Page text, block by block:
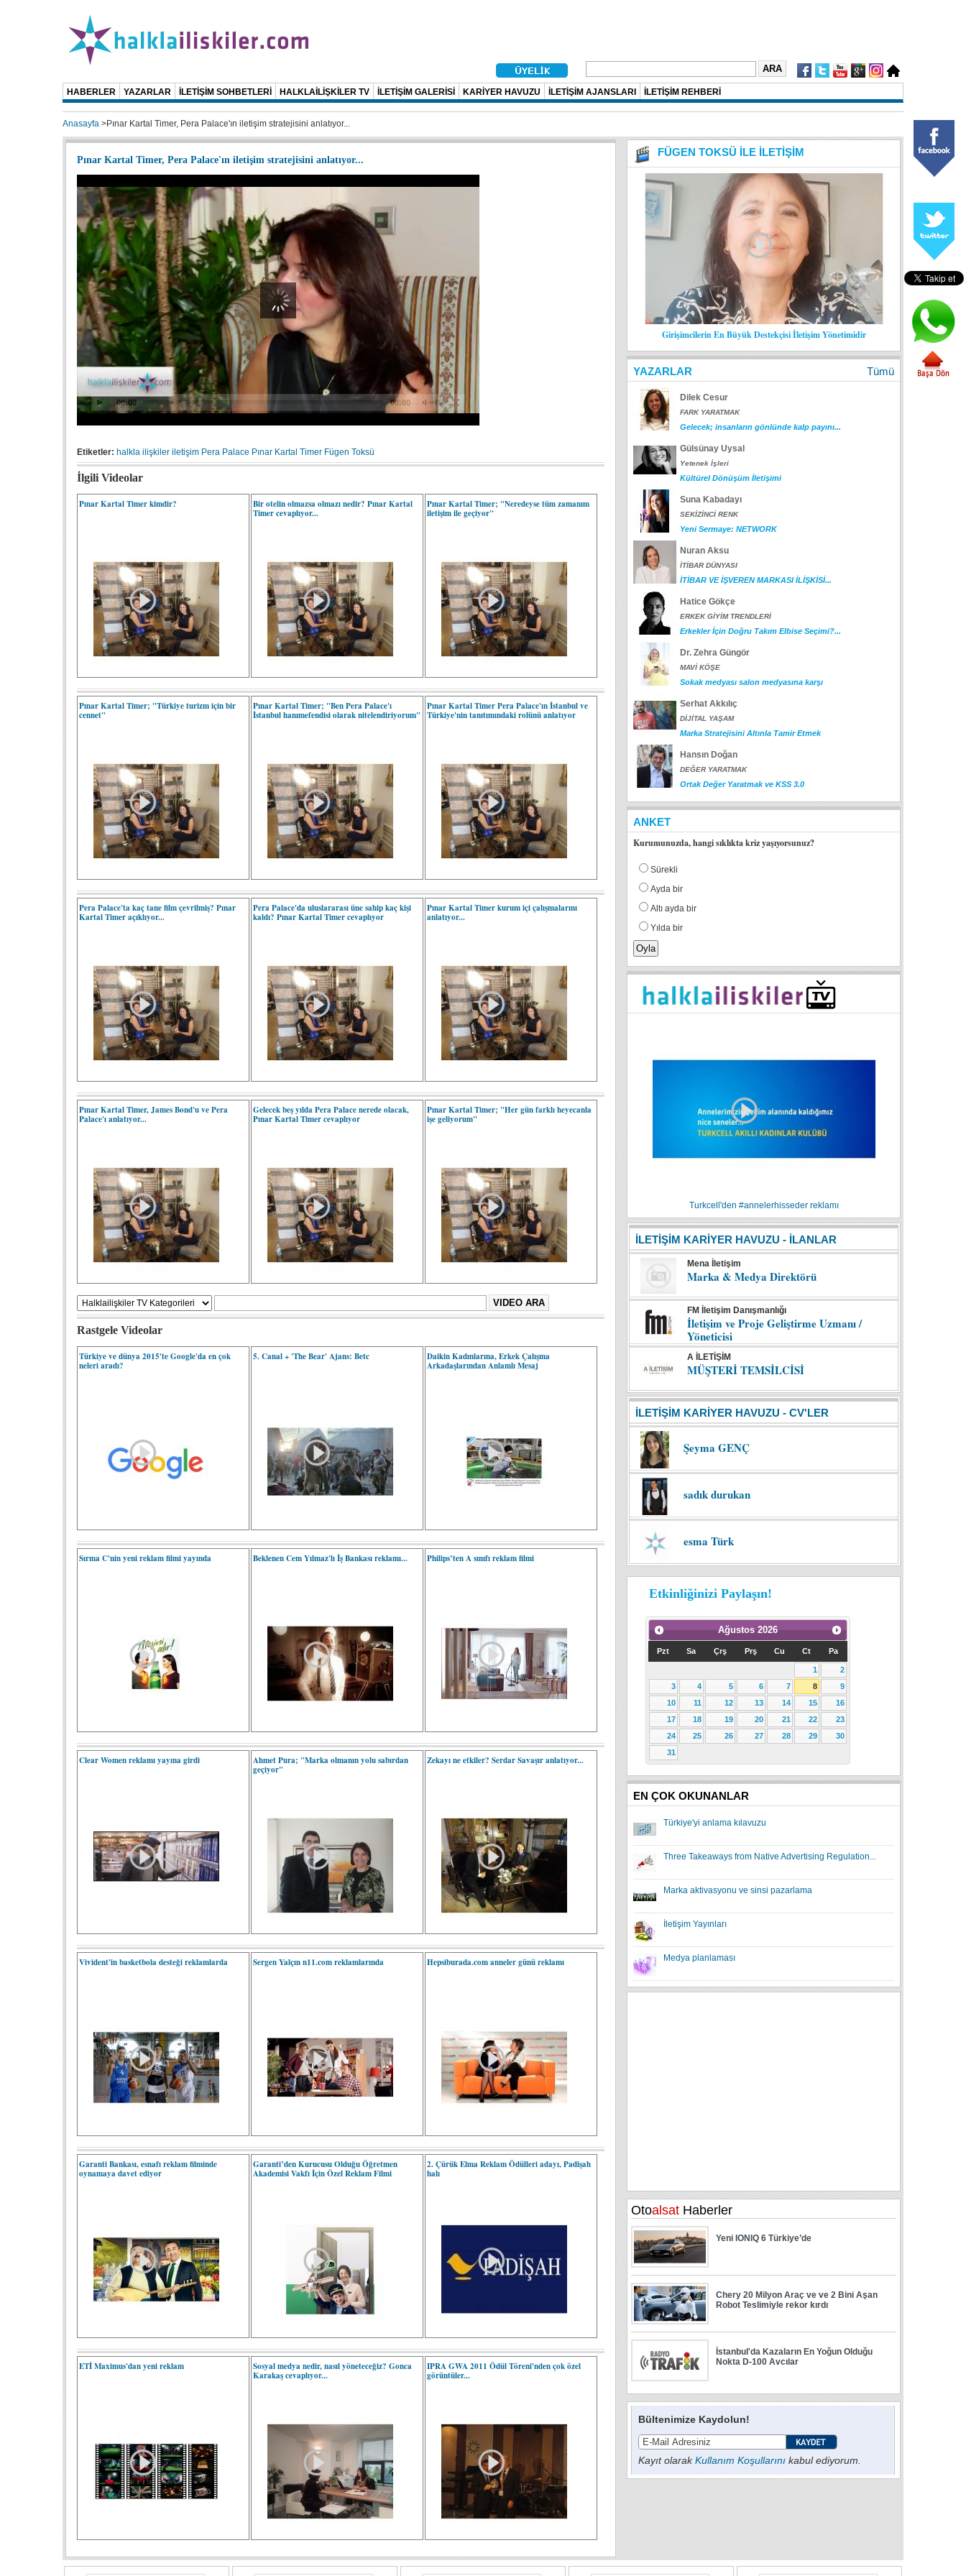
HABERLER YAZARLAR İLETİŞİM SOHBETLERİ HALKLAİLİŞKİLER TV İLETİŞİM GALERİSİ KARİYER HAVUZU İLETİŞİM AJANSLARI İLETİŞİM REHBERİ
Anasayfa >Pınar Kartal Timer, Pera Palace'ın iletişim stratejisini anlatıyor...
Pınar Kartal Timer, Pera Palace'ın iletişim stratejisini anlatıyor...
Etiketler: halkla ilişkiler iletişim Pera Palace Pınar Kartal Timer Fügen Toksü
İlgili Videolar
Pınar Kartal Timer kimdir?
Bir otelin olmazsa olmazı nedir? Pınar Kartal
Timer cevaplıyor...
Pınar Kartal Timer; "Neredeyse tüm zamanım
iletişim ile geçiyor"
Pınar Kartal Timer; "Türkiye turizm için bir
cennet"
Pınar Kartal Timer; "Ben Pera Palace'ı
İstanbul hanımefendisi olarak nitelendiriyorum"
Pınar Kartal Timer Pera Palace'ın İstanbul ve
Türkiye'nin tanıtımındaki rolünü anlatıyor
Pera Palace'ta kaç tane film çevrilmiş? Pınar
Kartal Timer açıklıyor...
Pera Palace'da uluslararası üne sahip kaç kişi
kaldı? Pınar Kartal Timer cevaplıyor
Pınar Kartal Timer kurum içi çalışmalarını
anlatıyor...
Pınar Kartal Timer, James Bond'u ve Pera
Palace'ı anlatıyor...
Gelecek beş yılda Pera Palace nerede olacak,
Pınar Kartal Timer cevaplıyor
Pınar Kartal Timer; "Her gün farklı heyecanla
işe geliyorum"
Rastgele Videolar
Türkiye ve dünya 2015'te Google'da en çok
neleri aradı?
5. Canal + 'The Bear' Ajans: Betc
Daikin Kadınlarına, Erkek Çalışma
Arkadaşlarından Anlamlı Mesaj
Sırma C'nin yeni reklam filmi yayında Beklenen Cem Yılmaz'lı İş Bankası reklamı... Philips’ten A sınıfı reklam filmi
Clear Women reklamı yayına girdi
Ahmet Pura; "Marka olmanın yolu sabırdan
geçiyor"
Zekayı ne etkiler? Serdar Savaşır anlatıyor...
Vivident'in basketbola desteği reklamlarda Sergen Yalçın n11.com reklamlarında Hepsiburada.com anneler günü reklamı
Garanti Bankası, esnafı reklam filminde
oynamaya davet ediyor
Garanti’den Kurucusu Olduğu Öğretmen
Akademisi Vakfı İçin Özel Reklam Filmi
2. Çürük Elma Reklam Ödülleri adayı, Padişah
halı
ETİ Maximus'dan yeni reklam
Sosyal medya nedir, nasıl yöneteceğiz? Gonca
Karakaş cevaplıyor...
IPRA GWA 2011 Ödül Töreni'nden çok özel
görüntüler...
FÜGEN TOKSÜ İLE İLETİŞİM
Girişimcilerin En Büyük Destekçisi İletişim Yönetimidir
YAZARLAR Tümü
Dilek Cesur
FARK YARATMAK
Gelecek; insanların gönlünde kalp payını...
Gülsünay Uysal
Yetenek İşleri
Kültürel Dönüşüm İletişimi
Suna Kabadayı
SEKİZİNCİ RENK
Yeni Sermaye: NETWORK
Nuran Aksu
İTİBAR DÜNYASI
İTİBAR VE İŞVEREN MARKASI İLİŞKİSİ...
Hatice Gökçe
ERKEK GİYİM TRENDLERİ
Erkekler İçin Doğru Takım Elbise Seçimi?...
Dr. Zehra Güngör
MAVİ KÖŞE
Sokak medyası salon medyasına karşı
Serhat Akkılıç
DİJİTAL YAŞAM
Marka Stratejisini Altınla Tamir Etmek
Hansın Doğan
DEĞER YARATMAK
Ortak Değer Yaratmak ve KSS 3.0
ANKET
Kurumunuzda, hangi sıklıkta kriz yaşıyorsunuz?
Sürekli
Ayda bir
Altı ayda bir
Yılda bir
Turkcell'den #annelerhisseder reklamı
İLETİŞİM KARİYER HAVUZU - İLANLAR
Mena İletişim
Marka & Medya Direktörü
FM İletişim Danışmanlığı
İletişim ve Proje Geliştirme Uzmanı /
Yöneticisi
A İLETİŞİM
MÜŞTERİ TEMSİLCİSİ
İLETİŞİM KARİYER HAVUZU - CV'LER
Şeyma GENÇ
sadık durukan
esma Türk
Etkinliğinizi Paylaşın!
Ağustos 2026
Pzt Sa Çrş Prş Cu Ct Pa
1
2
3
4 5 6 7 8
9
10
11 12 13 14 15
16
17
18 19 20 21 22
23
24
25 26 27 28 29
30
31
EN ÇOK OKUNANLAR
Türkiye'yi anlama kılavuzu
Three Takeaways from Native Advertising Regulation...
Marka aktivasyonu ve sinsi pazarlama
İletişim Yayınları
Medya planlaması
Bültenimize Kaydolun!
Kayıt olarakKullanım Koşullarını kabul ediyorum.